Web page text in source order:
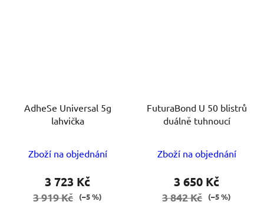
AdheSe Universal 5g
lahvička
Zboží na objednání
3 723 Kč
3 919 Kč (–5 %)
FuturaBond U 50 blistrů
duálně tuhnoucí
Zboží na objednání
3 650 Kč
3 842 Kč (–5 %)